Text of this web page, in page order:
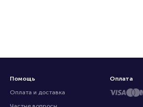
Помощь
Оплата и доставка
Оплата